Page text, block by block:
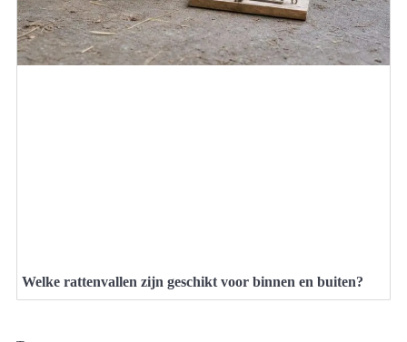
Welke rattenvallen zijn geschikt voor binnen en buiten?